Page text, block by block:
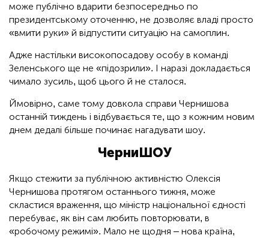
може публічно вдарити безпосередньо по
президентському оточенню, не дозволяє владі просто
«вмити руки» й відпустити ситуацію на самоплин.
Адже настільки високопосадову особу в команді
Зеленського ще не «підозрили». І наразі докладається
чимало зусиль, щоб цього й не сталося.
Ймовірно, саме тому довкола справи Чернишова
останній тиждень і відбувається те, що з кожним новим
днем дедалі більше починає нагадувати шоу.
ЧерниШОУ
Якщо стежити за публічною активністю Олексія
Чернишова протягом останнього тижня, може
скластися враження, що міністр національної єдності
перебуває, як він сам любить повторювати, в
«робочому режимі». Мало не щодня – нова країна,